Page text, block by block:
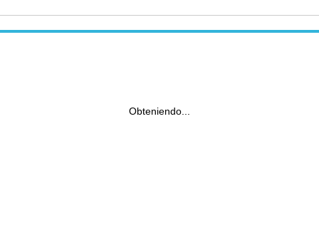
Obteniendo...